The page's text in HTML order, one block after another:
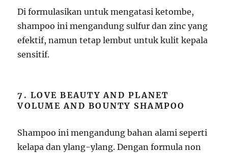
Di formulasikan untuk mengatasi ketombe,
shampoo ini mengandung sulfur dan zinc yang
efektif, namun tetap lembut untuk kulit kepala
sensitif.
7. LOVE BEAUTY AND PLANET
VOLUME AND BOUNTY SHAMPOO
Shampoo ini mengandung bahan alami seperti
kelapa dan ylang-ylang. Dengan formula non